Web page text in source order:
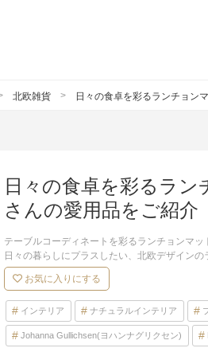
北欧雑貨 日々の食卓を彩るランチョン
日々の食卓を彩るラ
さんの愛用品をご紹介
テーブルコーディネートを彩るランチョンマ
日々の暮らしにプラスしたい、北欧デザイン
お気に入りにする
インテリア ナチュラルインテリア
Johanna Gullichsen(ヨハンナグリクセン)